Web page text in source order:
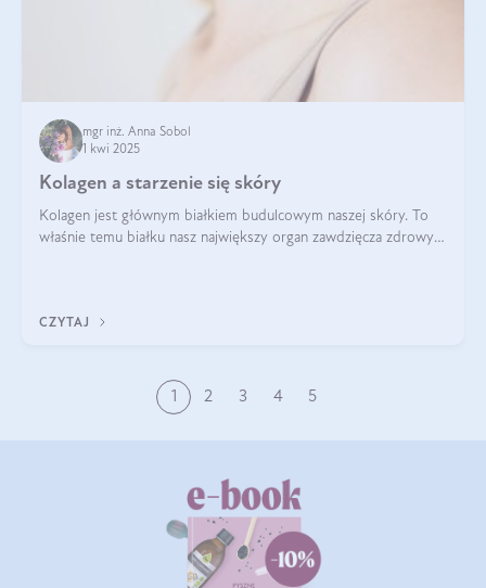
mgr inż. Anna Sobol
1 kwi 2025
Kolagen a starzenie się skóry
Kolagen jest głównym białkiem budulcowym naszej skóry. To
właśnie temu białku nasz największy organ zawdzięcza zdrowy
CZYTAJ
1 2 3 4 5